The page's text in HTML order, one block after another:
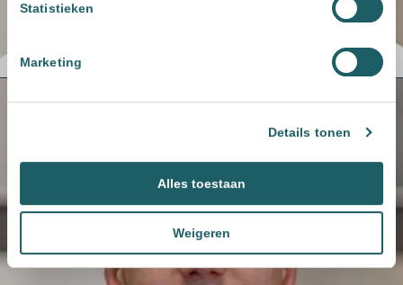
Statistieken
Marketing
Details tonen
Alles toestaan
Weigeren